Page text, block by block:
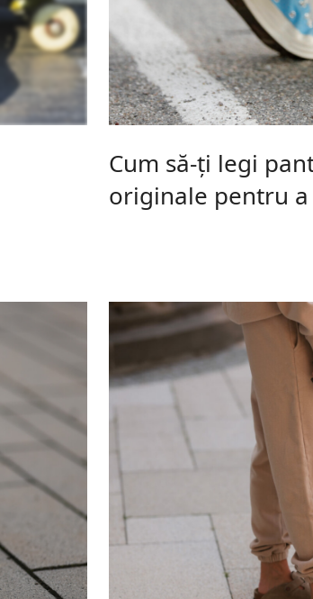
Cum să-ți legi
originale pentru